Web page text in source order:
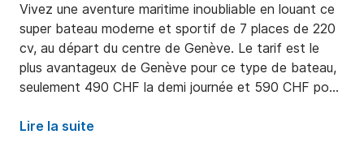
Vivez une aventure maritime inoubliable en louant ce
super bateau moderne et sportif de 7 places de 220
cv, au départ du centre de Genève. Le tarif est le
plus avantageux de Genève pour ce type de bateau,
seulement 490 CHF la demi journée et 590 CHF pour
skipper. Possibilité de le louer avec skipper sur
Lire la suite